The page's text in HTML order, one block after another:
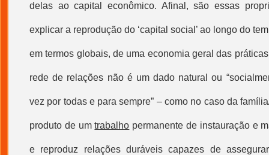
delas ao capital econômico. Afinal, são essas
explicar a reprodução do ‘capital social ’ ao longo do
em termos globais, de uma economia geral das
rede de relações não é um dado natural ou
vez por todas e para sempre” – como no caso da
produto de umtrabalho permanente de instauração e
e reproduz relações duráveis capazes de